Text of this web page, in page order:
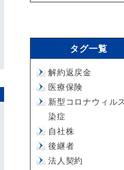
タグ一覧
解約返戻金
医療保険
新型コロナウィル
染症
自社株
後継者
法人契約